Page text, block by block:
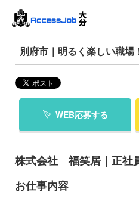
別府市｜明るく楽しい職場
WEB応募する
株式会社 福笑居｜正社
お仕事内容